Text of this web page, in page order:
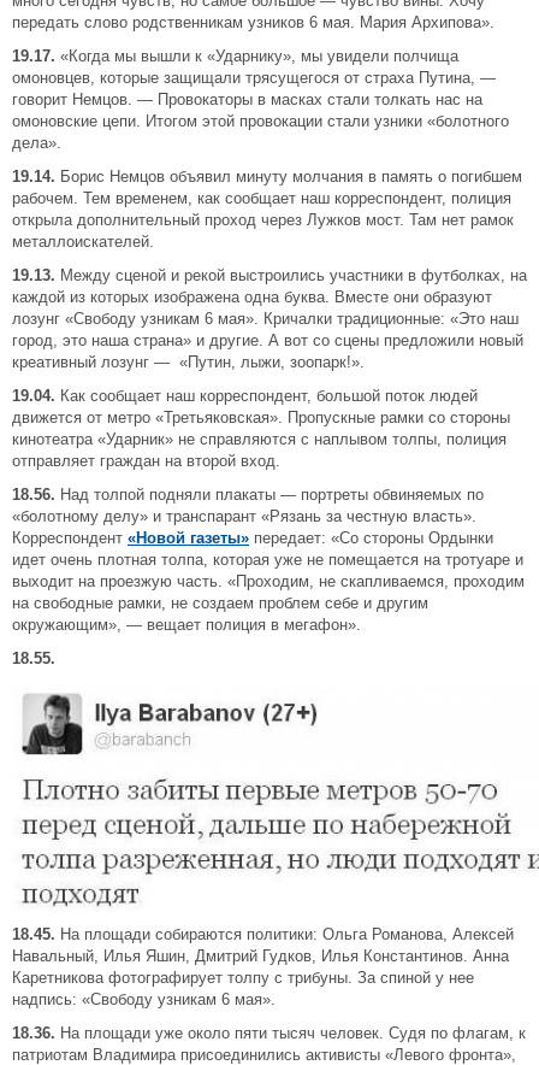
передать слово родственникам узников 6 мая. Мария Архипова».
19.17. «Когда мы вышли к «Ударнику», мы увидели полчища
омоновцев, которые защищали трясущегося от страха Путина, —
говорит Немцов. — Провокаторы в масках стали толкать нас на
омоновские цепи. Итогом этой провокации стали узники «болотного
дела».
19.14. Борис Немцов объявил минуту молчания в память о погибшем
рабочем. Тем временем, как сообщает наш корреспондент, полиция
открыла дополнительный проход через Лужков мост. Там нет рамок
металлоискателей.
19.13. Между сценой и рекой выстроились участники в футболках, на
каждой из которых изображена одна буква. Вместе они образуют
лозунг «Свободу узникам 6 мая». Кричалки традиционные: «Это наш
город, это наша страна» и другие. А вот со сцены предложили новый
креативный лозунг — «Путин, лыжи, зоопарк!».
19.04. Как сообщает наш корреспондент, большой поток людей
движется от метро «Третьяковская». Пропускные рамки со стороны
кинотеатра «Ударник» не справляются с наплывом толпы, полиция
отправляет граждан на второй вход.
18.56. Над толпой подняли плакаты — портреты обвиняемых по
«болотному делу» и транспарант «Рязань за честную власть».
Корреспондент «Новой газеты» передает: «Со стороны Ордынки
идет очень плотная толпа, которая уже не помещается на тротуаре и
выходит на проезжую часть. «Проходим, не скапливаемся, проходим
на свободные рамки, не создаем проблем себе и другим
окружающим», — вещает полиция в мегафон».
18.55.
18.45. На площади собираются политики: Ольга Романова, Алексей
Навальный, Илья Яшин, Дмитрий Гудков, Илья Константинов. Анна
Каретникова фотографирует толпу с трибуны. За спиной у нее
надпись: «Свободу узникам 6 мая».
18.36. На площади уже около пяти тысяч человек. Судя по флагам, к
патриотам Владимира присоединились активисты «Левого фронта»,